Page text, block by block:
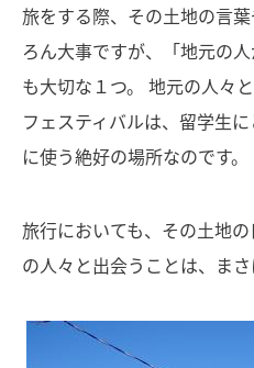
旅をする際、その土地の言
ろん大事ですが、「地元の
も大切な１つ。 地元の人々
フェスティバルは、留学生
に使う絶好の場所なのです。
旅行においても、その土地
の人々と出会うことは、まさ